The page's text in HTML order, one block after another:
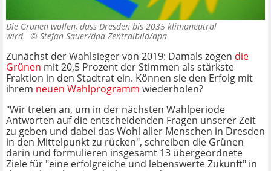
Die Grünen wollen, dass Dresden bis 2035 klimaneutral
wird. © Stefan Sauer/dpa-Zentralbild/dpa
Zunächst der Wahlsieger von 2019: Damals zogen die
Grünen mit 20,5 Prozent der Stimmen als stärkste
Fraktion in den Stadtrat ein. Können sie den Erfolg mit
ihrem neuen Wahlprogramm wiederholen?
"Wir treten an, um in der nächsten Wahlperiode
Antworten auf die entscheidenden Fragen unserer Zeit
zu geben und dabei das Wohl aller Menschen in Dresden
in den Mittelpunkt zu rücken", schreiben die Grünen
darin und formulieren insgesamt 13 übergeordnete
Ziele für "eine erfolgreiche und lebenswerte Zukunft" in